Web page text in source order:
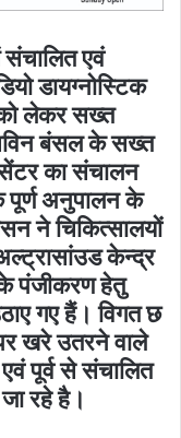
एवं
डायग्नोस्टिक
लेकर सख्त
सविन बंसल के सख्त
सेंटर का संचालन
पूर्ण अनुपालन के
ने चिकित्सालयों
केन्द्र
के पंजीकरण हेतु
गए हैं। विगत छ
पर खरे उतरने वाले
पूर्व से संचालित
रहे है।